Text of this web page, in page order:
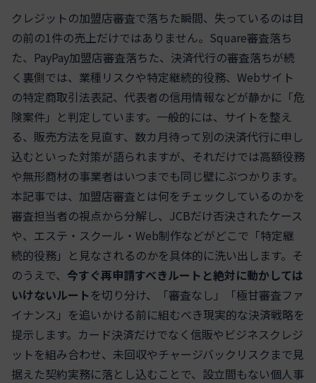
クレジットの加盟店審査で落ちた瞬間、失っているのは目
の前の1件の売上だけではありません。Square審査落ち
た、PayPay加盟店審査落ちた、決済代行の審査落ちが続
く裏側では、業種リスクや特定継続的役務、Webサイト
の特定商取引法表記、代表者の信用情報などが静かに「危
険案件」と判定しています。一般的には、サイトを整え
る、販売方法を見直す、数カ月待って別の決済代行に申し
込むといった対策が語られますが、それだけでは高額役務
や無形商材の事業者はいつまでも同じ壁にぶつかります。
本記事では、加盟店審査とは何をチェックしているのかを
審査担当者の視点から分解し、JCBだけ否決されたケース
や、エステ・スクール・Web制作などがどこで「特定継
続的役務」と見なされるのかを具体的に洗い出します。そ
のうえで、 今すぐ再申請すべきルートと絶対に動かしては
いけないルートを切り分け、「審査なし」「極甘審査ファ
イナンス」を追いかける前に組むべき現実的な決済戦略を
提示します。カード決済だけでなく信販やビジネスクレジ
ットを組み合わせ、未回収やチャージバックリスクまで見
据えた契約実務に落とし込むことで、設立間もない個人事